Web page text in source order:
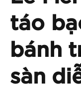
táo
bánh
sàn